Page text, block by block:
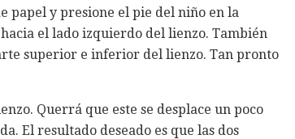
papel y presione el pie del niño en la
el lado izquierdo del lienzo. También
superior e inferior del lienzo. Tan pronto
Querrá que este se desplace un poco
El resultado deseado es que las dos